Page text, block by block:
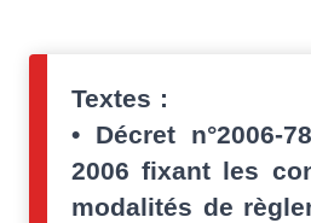
Textes :
• Décret n°2006-
2006 fixant les
modalités de